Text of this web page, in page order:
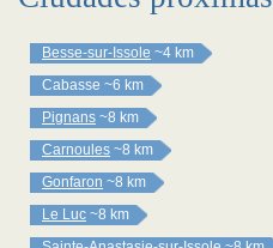
Besse-sur-Issole ~4 km
Cabasse ~6 km
Pignans ~8 km
Carnoules ~8 km
Gonfaron ~8 km
Le Luc ~8 km